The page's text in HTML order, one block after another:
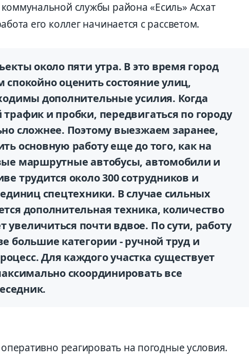
службы района «Есиль» Асхат
его коллег начинается с рассветом.
около пяти утра. В это время город
оценить состояние улиц,
дополнительные усилия. Когда
и пробки, передвигаться по городу
сложнее. Поэтому выезжаем заранее,
основную работу еще до того, как на
маршрутные автобусы, автомобили и
трудится около 300 сотрудников и
спецтехники. В случае сильных
дополнительная техника, количество
почти вдвое. По сути, работу
большие категории - ручной труд и
Для каждого участка существует
скоординировать все
реагировать на погодные условия.